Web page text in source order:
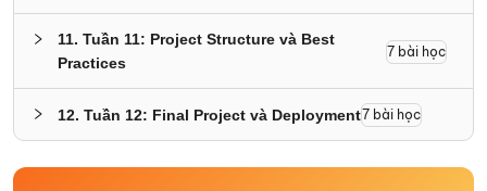
11. Tuần 11: Project Structure và Best
Practices
7 bài học
12. Tuần 12: Final Project và Deployment7 bài học